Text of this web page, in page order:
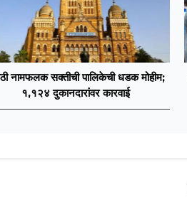
नामफलक सक्तीची पालिकेची धडक मोहीम;
१,१२४ दुकानदारांवर कारवाई